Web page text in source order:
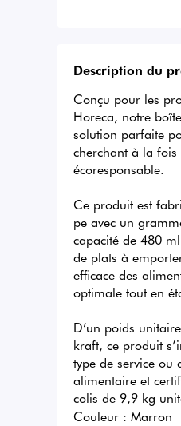
Description du
Conçu pour les
Horeca, notre
solution parfaite
cherchant à la
écoresponsable.
Ce produit est
pe avec un
capacité de 480
de plats à
efficace des
optimale tout en
D’un poids
kraft, ce produit
type de service ou
alimentaire et
colis de 9,9 kg
Couleur : Marron